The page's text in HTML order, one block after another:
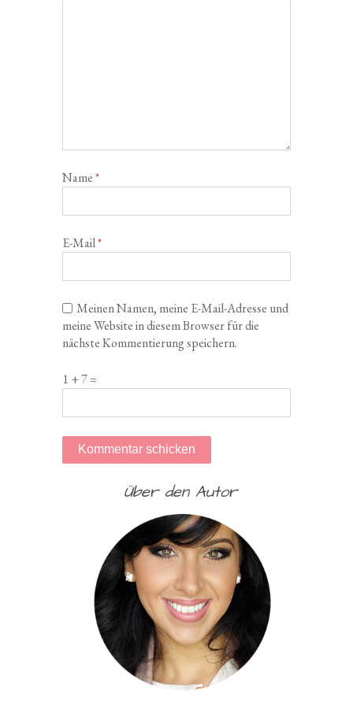
Name*
E-Mail*
Meinen Namen, meine E-Mail-Adresse und
meine Website in diesem Browser für die
nächste Kommentierung speichern.
1 + 7 =
Über den Autor